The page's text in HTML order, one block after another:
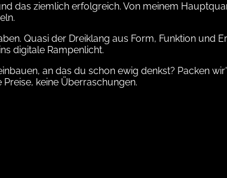
das ziemlich erfolgreich. Von meinem
Quasi der Dreiklang aus Form, Funktion und
digitale Rampenlicht.
an das du schon ewig denkst? Packen
keine Überraschungen.